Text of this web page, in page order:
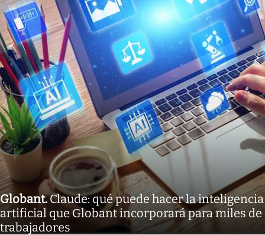
Globant.Claude: qué puede hacer la inteligencia
artificial que Globant incorporará para miles de
trabajadores